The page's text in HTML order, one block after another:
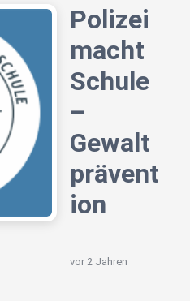
Polizei
macht
Schule
–
Gewalt
prävent
ion
vor 2 Jahren